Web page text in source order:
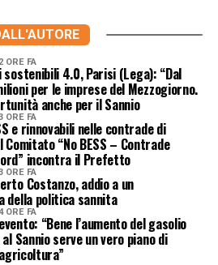
2 ORE FA
4.0, Parisi (Lega): “Dal
per le imprese del Mezzogiorno.
anche per il Sannio
ORE FA
e rinnovabili nelle contrade di
“No BESS – Contrade
incontra il Prefetto
ORE FA
Costanzo, addio a un
della politica sannita
ORE FA
“Bene l’aumento del gasolio
Sannio serve un vero piano di